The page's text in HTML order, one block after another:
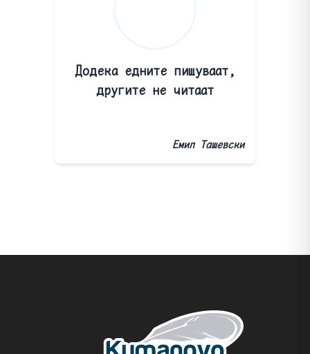
Додека едните пишуваат,
другите не читаат
Емил Ташевски